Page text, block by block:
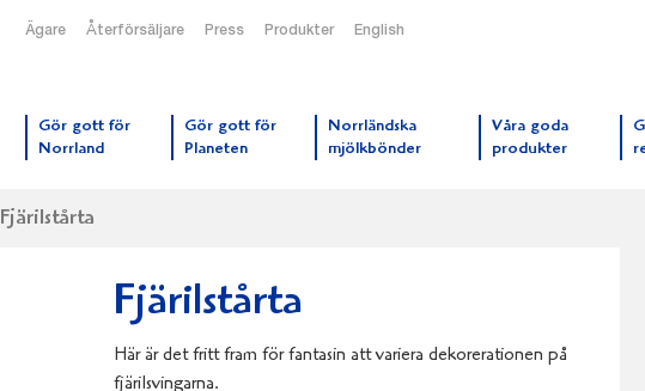
Ägare Återförsäljare Press Produkter English
Gör gott för
Norrland
Gör gott för
Planeten
Norrländska
mjölkbönder
Våra goda
produkter
Fjärilstårta
Fjärilstårta
Här är det fritt fram för fantasin att variera dekorerationen på
fjärilsvingarna.